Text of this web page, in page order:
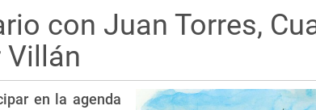
con Juan Torres,
Villán
en la agenda